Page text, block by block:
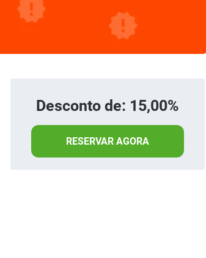
Desconto de: 15,00%
RESERVAR AGORA